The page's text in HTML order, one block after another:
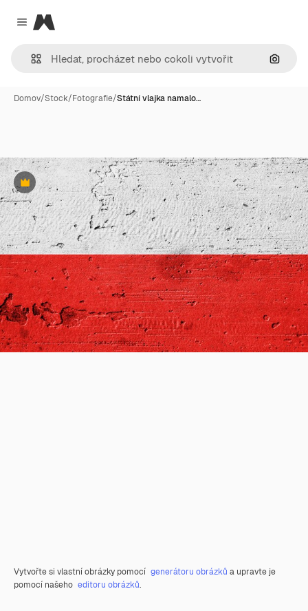
Close menu
Magnific
Hledat
Domov/Stock/Fotografie/Státní vlajka namalo…
Premium
Vytvořte si vlastní obrázky pomocí generátoru obrázků a upravte je
pomocí našeho editoru obrázků.